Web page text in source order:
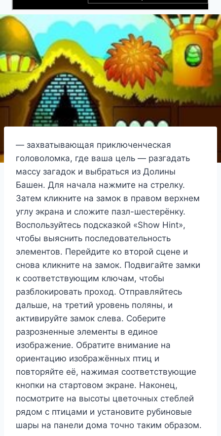
— захватывающая приключенческая
головоломка, где ваша цель — разгадать
массу загадок и выбраться из Долины
Башен. Для начала нажмите на стрелку.
Затем кликните на замок в правом верхнем
углу экрана и сложите пазл-шестерёнку.
Воспользуйтесь подсказкой «Show Hint»,
чтобы выяснить последовательность
элементов. Перейдите ко второй сцене и
снова кликните на замок. Подвигайте замки
к соответствующим ключам, чтобы
разблокировать проход. Отправляйтесь
дальше, на третий уровень поляны, и
активируйте замок слева. Соберите
разрозненные элементы в единое
изображение. Обратите внимание на
ориентацию изображённых птиц и
повторяйте её, нажимая соответствующие
кнопки на стартовом экране. Наконец,
посмотрите на высоты цветочных стеблей
рядом с птицами и установите рубиновые
шары на панели дома точно таким образом.